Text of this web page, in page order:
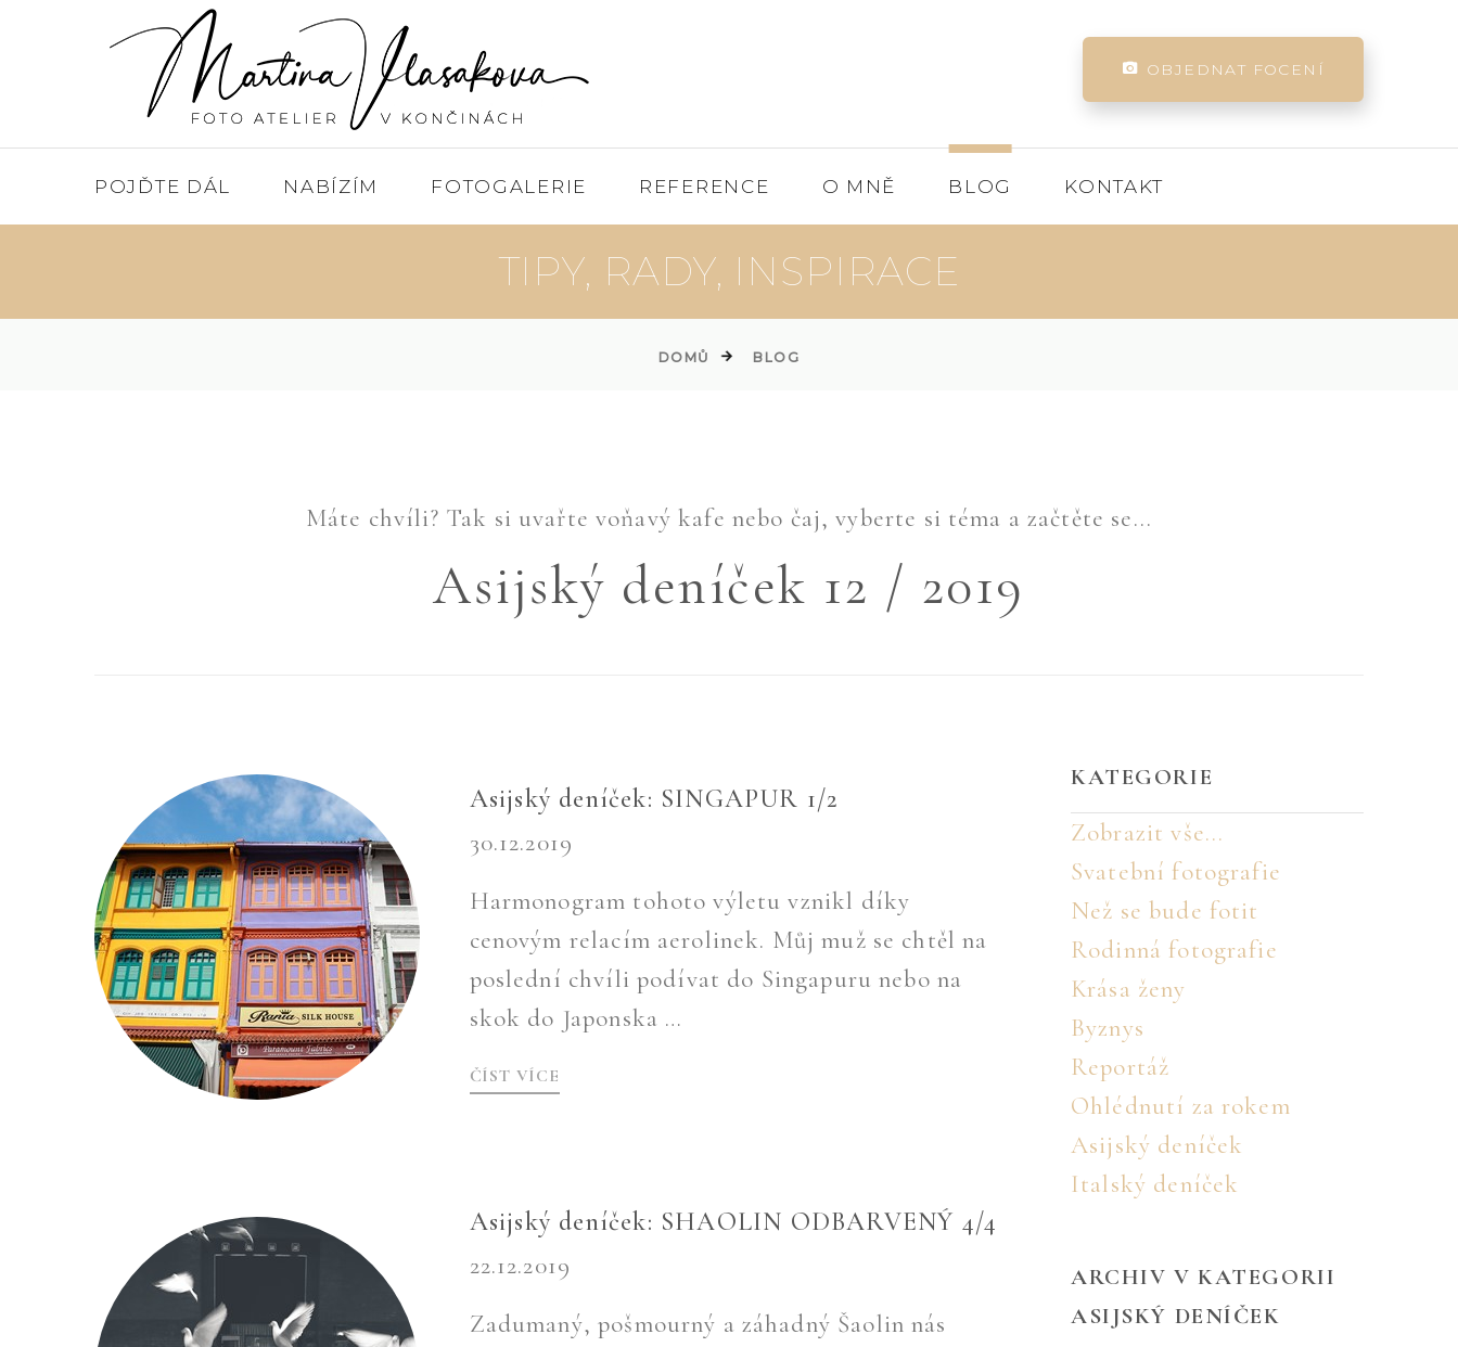
OBJEDNAT FOCENÍ
POJĎTE DÁL NABÍZÍM FOTOGALERIE REFERENCE O MNĚ BLOG KONTAKT
TIPY, RADY, INSPIRACE
DOMŮ BLOG
Máte chvíli? Tak si uvařte voňavý kafe nebo čaj, vyberte si téma a začtěte se...
Asijský deníček 12 / 2019
Asijský deníček: SINGAPUR 1/2
30.12.2019
Harmonogram tohoto výletu vznikl díky
cenovým relacím aerolinek. Můj muž se chtěl na
poslední chvíli podívat do Singapuru nebo na
skok do Japonska …
ČÍST VÍCE
Asijský deníček: SHAOLIN ODBARVENÝ 4/4
22.12.2019
Zadumaný, pošmourný a záhadný Šaolin nás
KATEGORIE
Zobrazit vše...
Svatební fotografie
Než se bude fotit
Rodinná fotografie
Krása ženy
Byznys
Reportáž
Ohlédnutí za rokem
Asijský deníček
Italský deníček
ARCHIV V KATEGORII
ASIJSKÝ DENÍČEK